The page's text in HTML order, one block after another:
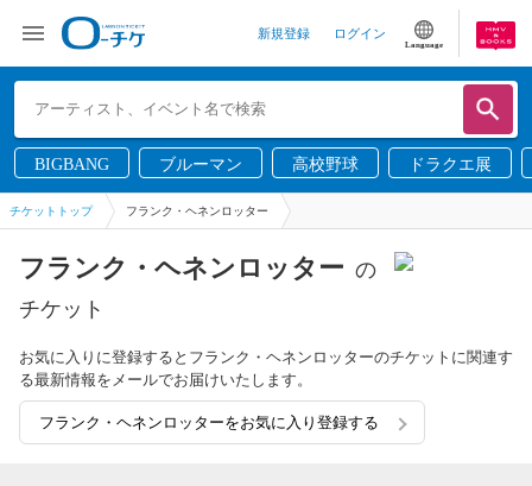
新規登録 ログイン
Language
BIGBANG ブルーマン 高校野球 ドラクエ展
チケットトップ フランク・ヘネンロッター
フランク・ヘネンロッター の
チケット
お気に入りに登録するとフランク・ヘネンロッターのチケットに関連す
る最新情報をメールでお届けいたします。
フランク・ヘネンロッターをお気に入り登録する